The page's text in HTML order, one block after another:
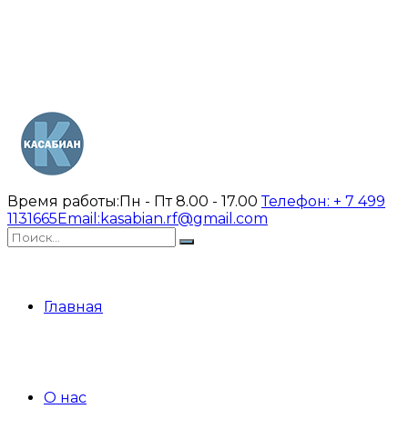
Время работы:Пн - Пт 8.00 - 17.00Телефон: + 7 499
1131665Email: kasabian.rf@gmail.com
Главная
О нас